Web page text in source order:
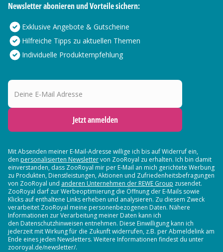
Newsletter abonieren und Vorteile sichern:
Exklusive Angebote & Gutscheine
Hilfreiche Tipps zu aktuellen Themen
Individuelle Produktempfehlung
Deine E-Mail Adresse
Jetzt anmelden
Mit Absenden meiner E-Mail-Adresse willige ich bis auf Widerruf ein,
den personalisierten Newslettervon ZooRoyal zu erhalten. Ich bin damit
einverstanden, dass ZooRoyal mir per E-Mail an mich gerichtete Werbung
zu Produkten, Dienstleistungen, Aktionen und Zufriedenheitsbefragungen
von ZooRoyal und anderen Unternehmen der REWE Group zusendet.
ZooRoyal darf zur Werbeoptimierung die Öffnung der E-Mails sowie
Klicks auf enthaltene Links erheben und analysieren. Zu diesem Zweck
verarbeitet ZooRoyal meine personenbezogenen Daten. Nähere
Informationen zur Verarbeitung meiner Daten kann ich
den Datenschutzhinweisen entnehmen. Diese Einwilligung kann ich
jederzeit mit Wirkung für die Zukunft widerrufen, z.B. per Abmeldelink am
Ende eines jeden Newsletters. Weitere Informationen findest du unter
zooroyal.de/newsletter/.